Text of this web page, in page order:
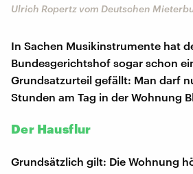
Ulrich Ropertz vom Deutschen
In Sachen Musikinstrumente hat
Bundesgerichtshof sogar schon
Grundsatzurteil gefällt: Man darf
Stunden am Tag in der Wohnung
Der Hausflur
Grundsätzlich gilt: Die Wohnung